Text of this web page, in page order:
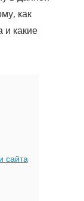
как
и какие
сайта